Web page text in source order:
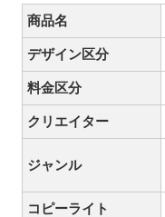
商品名
デザイン区分
料金区分
クリエイター
ジャンル
コピーライト